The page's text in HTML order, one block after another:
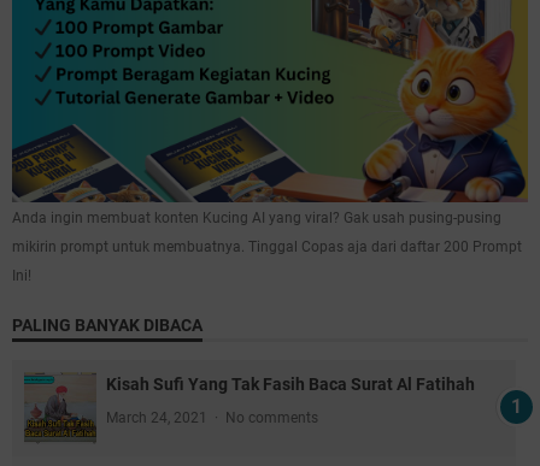
Anda ingin membuat konten Kucing AI yang viral? Gak usah pusing-pusing
mikirin prompt untuk membuatnya. Tinggal Copas aja dari daftar 200 Prompt
Ini!
PALING BANYAK DIBACA
Kisah Sufi Yang Tak Fasih Baca Surat Al Fatihah
March 24, 2021 No comments